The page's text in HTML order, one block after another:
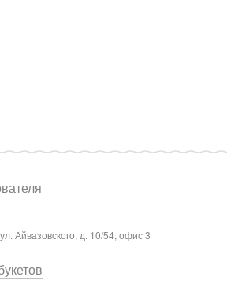
Айвазовского, д. 10/54, офис 3